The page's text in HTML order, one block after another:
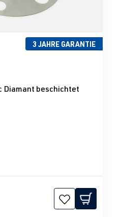
3 JAHRE GARANTIE
von 5 von 5 Sternen
Diamant beschichtet